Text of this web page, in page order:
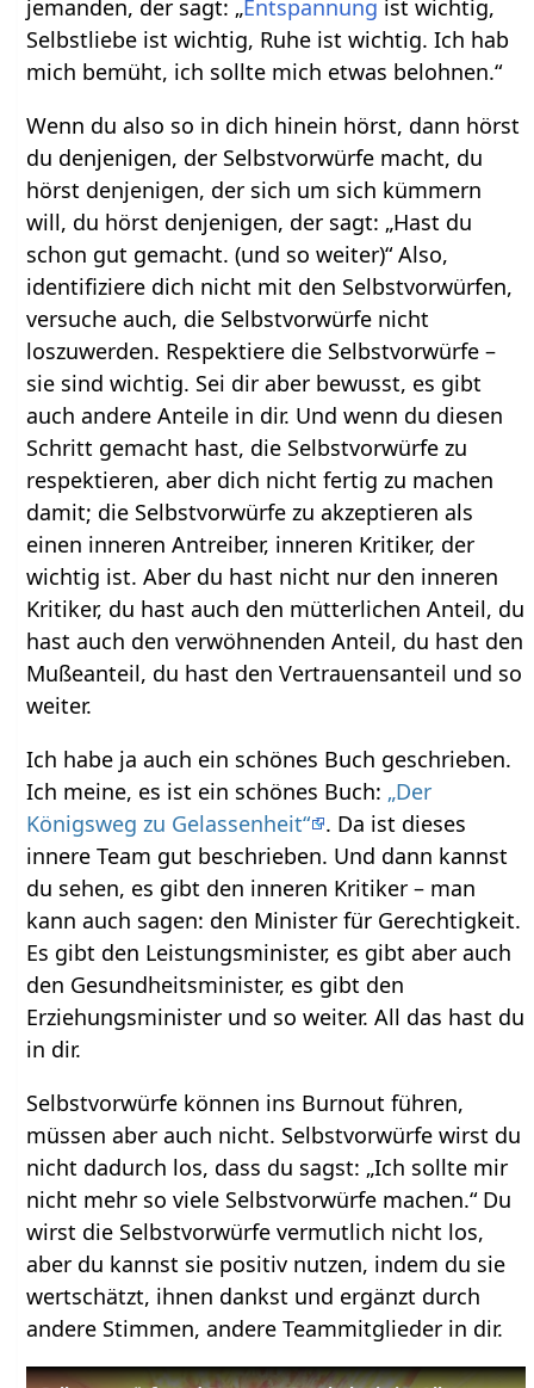
jemanden, der sagt: „Entspannung ist wichtig,
Selbstliebe ist wichtig, Ruhe ist wichtig. Ich hab
mich bemüht, ich sollte mich etwas belohnen.“
Wenn du also so in dich hinein hörst, dann hörst
du denjenigen, der Selbstvorwürfe macht, du
hörst denjenigen, der sich um sich kümmern
will, du hörst denjenigen, der sagt: „Hast du
schon gut gemacht. (und so weiter)“ Also,
identifiziere dich nicht mit den Selbstvorwürfen,
versuche auch, die Selbstvorwürfe nicht
loszuwerden. Respektiere die Selbstvorwürfe –
sie sind wichtig. Sei dir aber bewusst, es gibt
auch andere Anteile in dir. Und wenn du diesen
Schritt gemacht hast, die Selbstvorwürfe zu
respektieren, aber dich nicht fertig zu machen
damit; die Selbstvorwürfe zu akzeptieren als
einen inneren Antreiber, inneren Kritiker, der
wichtig ist. Aber du hast nicht nur den inneren
Kritiker, du hast auch den mütterlichen Anteil, du
hast auch den verwöhnenden Anteil, du hast den
Mußeanteil, du hast den Vertrauensanteil und so
weiter.
Ich habe ja auch ein schönes Buch geschrieben.
Ich meine, es ist ein schönes Buch: „Der
Königsweg zu Gelassenheit“ . Da ist dieses
innere Team gut beschrieben. Und dann kannst
du sehen, es gibt den inneren Kritiker – man
kann auch sagen: den Minister für Gerechtigkeit.
Es gibt den Leistungsminister, es gibt aber auch
den Gesundheitsminister, es gibt den
Erziehungsminister und so weiter. All das hast du
in dir.
Selbstvorwürfe können ins Burnout führen,
müssen aber auch nicht. Selbstvorwürfe wirst du
nicht dadurch los, dass du sagst: „Ich sollte mir
nicht mehr so viele Selbstvorwürfe machen.“ Du
wirst die Selbstvorwürfe vermutlich nicht los,
aber du kannst sie positiv nutzen, indem du sie
wertschätzt, ihnen dankst und ergänzt durch
andere Stimmen, andere Teammitglieder in dir.